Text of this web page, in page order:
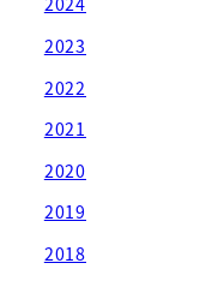
2023
2022
2021
2020
2019
2018